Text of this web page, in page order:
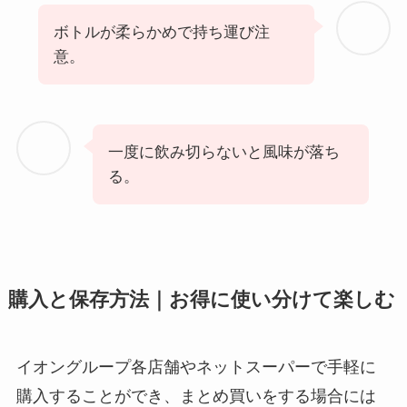
ボトルが柔らかめで持ち運び注
意。
一度に飲み切らないと風味が落ち
る。
購入と保存方法｜お得に使い分けて楽しむ
イオングループ各店舗やネットスーパーで手軽に
購入することができ、まとめ買いをする場合には